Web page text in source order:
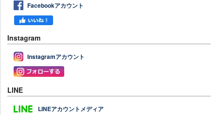
Facebookアカウント
Instagram
Instagramアカウント
LINE
LINEアカウントメディア